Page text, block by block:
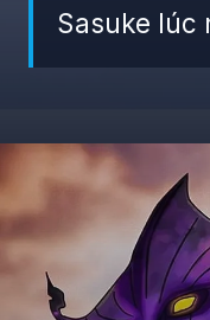
Sasuke lúc
https://